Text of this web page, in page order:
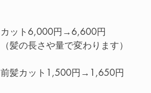
カット6,000円→6,600円
（髪の長さや量で変わります）
前髪カット1,500円→1,650円